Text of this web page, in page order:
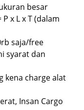
besar
x L x T (dalam
saja/free
syarat dan
kena charge alat
Insan Cargo